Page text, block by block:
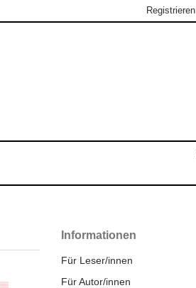
Registrieren
Informationen
Für Leser/innen
Für Autor/innen